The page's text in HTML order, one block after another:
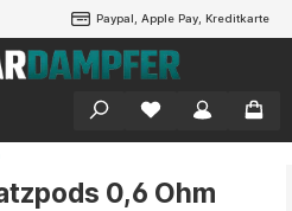
Paypal, Apple Pay, Kreditkarte
0,6 Ohm